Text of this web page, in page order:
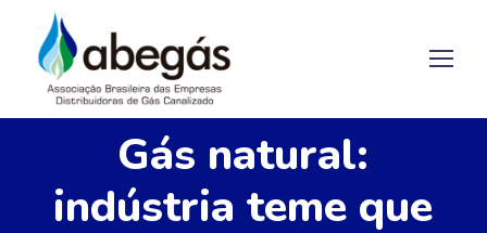
Gás natural:
indústria teme que